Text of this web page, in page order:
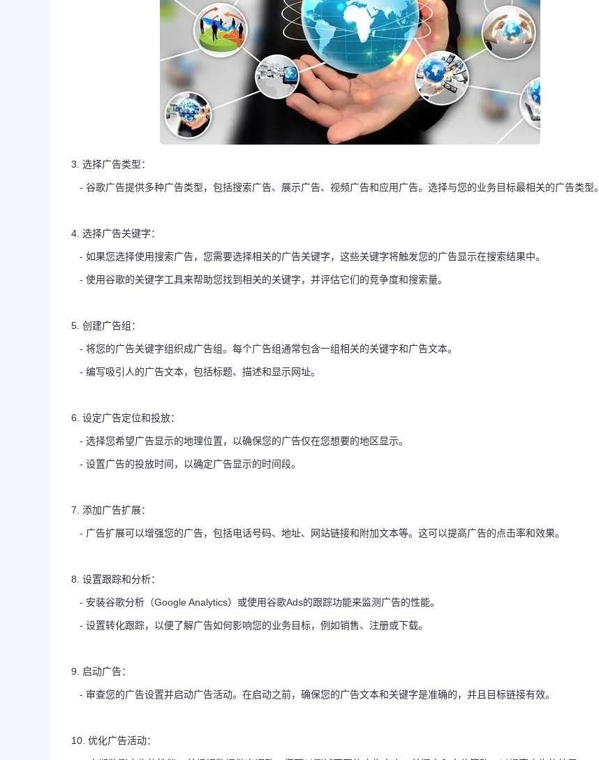
3. 选择广告类型：
- 谷歌广告提供多种广告类型，包括搜索广告、展示广告、视频广告和应用广告。选择与您的业务目标最相关的广告类型。
4. 选择广告关键字：
- 如果您选择使用搜索广告，您需要选择相关的广告关键字，这些关键字将触发您的广告显示在搜索结果中。
- 使用谷歌的关键字工具来帮助您找到相关的关键字，并评估它们的竞争度和搜索量。
5. 创建广告组：
- 将您的广告关键字组织成广告组。每个广告组通常包含一组相关的关键字和广告文本。
- 编写吸引人的广告文本，包括标题、描述和显示网址。
6. 设定广告定位和投放：
- 选择您希望广告显示的地理位置，以确保您的广告仅在您想要的地区显示。
- 设置广告的投放时间，以确定广告显示的时间段。
7. 添加广告扩展：
- 广告扩展可以增强您的广告，包括电话号码、地址、网站链接和附加文本等。这可以提高广告的点击率和效果。
8. 设置跟踪和分析：
- 安装谷歌分析（Google Analytics）或使用谷歌Ads的跟踪功能来监测广告的性能。
- 设置转化跟踪，以便了解广告如何影响您的业务目标，例如销售、注册或下载。
9. 启动广告：
- 审查您的广告设置并启动广告活动。在启动之前，确保您的广告文本和关键字是准确的，并且目标链接有效。
10. 优化广告活动：